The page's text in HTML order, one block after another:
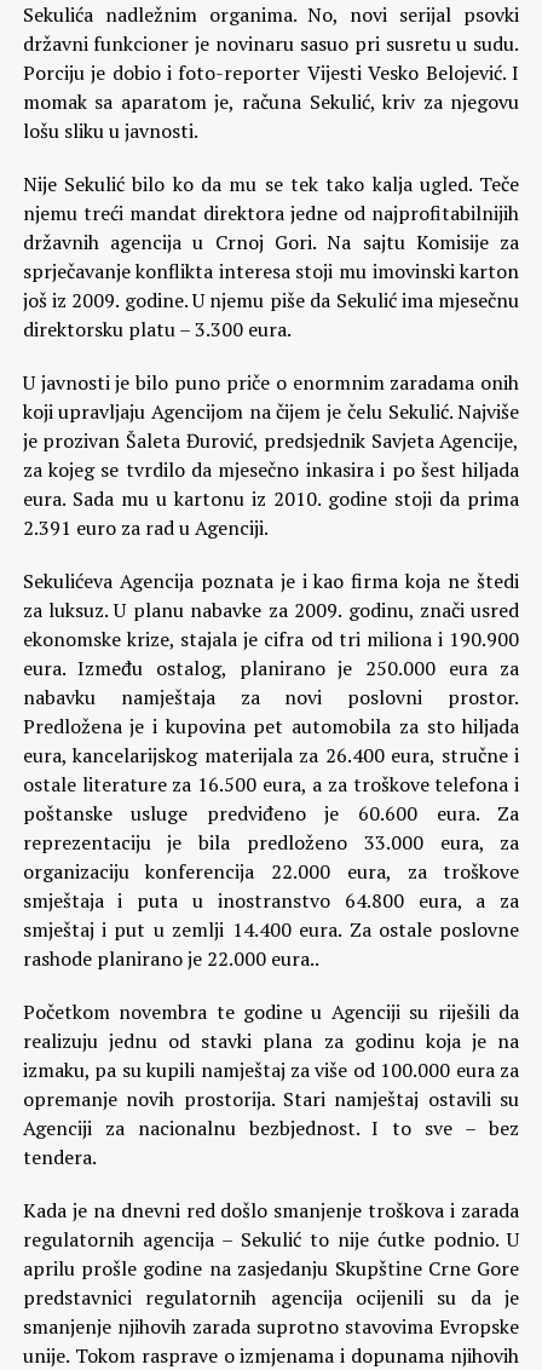
Sekulića nadležnim organima. No, novi serijal psovki
državni funkcioner je novinaru sasuo pri susretu u sudu.
Porciju je dobio i foto-reporter Vijesti Vesko Belojević. I
momak sa aparatom je, računa Sekulić, kriv za njegovu
lošu sliku u javnosti.
Nije Sekulić bilo ko da mu se tek tako kalja ugled. Teče
njemu treći mandat direktora jedne od najprofitabilnijih
državnih agencija u Crnoj Gori. Na sajtu Komisije za
sprječavanje konflikta interesa stoji mu imovinski karton
još iz 2009. godine. U njemu piše da Sekulić ima mjesečnu
direktorsku platu – 3.300 eura.
U javnosti je bilo puno priče o enormnim zaradama onih
koji upravljaju Agencijom na čijem je čelu Sekulić. Najviše
je prozivan Šaleta Đurović, predsjednik Savjeta Agencije,
za kojeg se tvrdilo da mjesečno inkasira i po šest hiljada
eura. Sada mu u kartonu iz 2010. godine stoji da prima
2.391 euro za rad u Agenciji.
Sekulićeva Agencija poznata je i kao firma koja ne štedi
za luksuz. U planu nabavke za 2009. godinu, znači usred
ekonomske krize, stajala je cifra od tri miliona i 190.900
eura. Između ostalog, planirano je 250.000 eura za
nabavku namještaja za novi poslovni prostor.
Predložena je i kupovina pet automobila za sto hiljada
eura, kancelarijskog materijala za 26.400 eura, stručne i
ostale literature za 16.500 eura, a za troškove telefona i
poštanske usluge predviđeno je 60.600 eura. Za
reprezentaciju je bila predloženo 33.000 eura, za
organizaciju konferencija 22.000 eura, za troškove
smještaja i puta u inostranstvo 64.800 eura, a za
smještaj i put u zemlji 14.400 eura. Za ostale poslovne
rashode planirano je 22.000 eura..
Početkom novembra te godine u Agenciji su riješili da
realizuju jednu od stavki plana za godinu koja je na
izmaku, pa su kupili namještaj za više od 100.000 eura za
opremanje novih prostorija. Stari namještaj ostavili su
Agenciji za nacionalnu bezbjednost. I to sve – bez
tendera.
Kada je na dnevni red došlo smanjenje troškova i zarada
regulatornih agencija – Sekulić to nije ćutke podnio. U
aprilu prošle godine na zasjedanju Skupštine Crne Gore
predstavnici regulatornih agencija ocijenili su da je
smanjenje njihovih zarada suprotno stavovima Evropske
unije. Tokom rasprave o izmjenama i dopunama njihovih